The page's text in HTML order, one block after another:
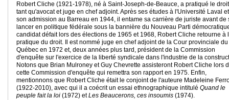
Robert Cliche (1921-1978), né à Saint-Joseph-de-Beauce, a pratiqué le
tant qu'avocat et juge en chef adjoint. Après ses études à l'Université Laval et
son admission au Barreau en 1944, il entame sa carrière de juriste avant de
lancer en politique fédérale sous la bannière du Nouveau Parti
candidat défait lors des élections de 1965 et 1968, Robert Cliche retourne à
pratique du droit. Il est nommé juge en chef adjoint de la Cour provinciale du
Québec en 1972 et, deux années plus tard, président de la Commission
d'enquête sur l'exercice de la liberté syndicale dans l'industrie de la
Notons que Brian Mulroney et Guy Chevrette assisteront Robert Cliche lors
cette Commission d'enquête qui remettra son rapport en 1975. Enfin,
mentionnons que Robert Cliche était le conjoint de l'auteure Madeleine
(1922-2010), avec qui il a coécrit un essai ethnographique intitulé Quand le
peuple fait la loi (1972) etLes Beaucerons, ces insoumis (1974).